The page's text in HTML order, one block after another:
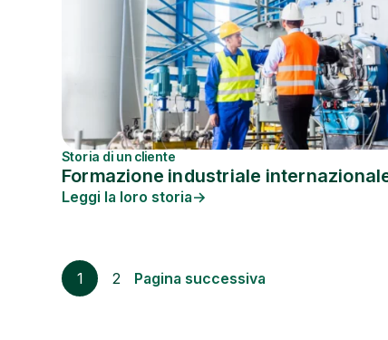
Storia di un cliente
Formazione industriale
Leggi la loro storia
1 2 Pagina successiva